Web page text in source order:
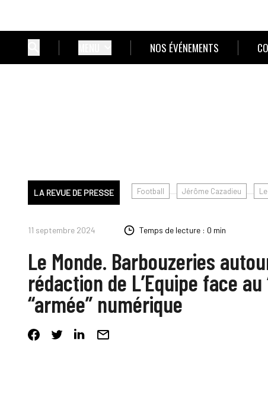
NOS ÉVÉNEMENTS
LA REVUE DE PRESSE Football Jérôme Cazadieu
11 septembre 2024 Temps de lecture : 0 min
Le Monde. Barbouzeries
rédaction de L’Equipe face
“armée” numérique